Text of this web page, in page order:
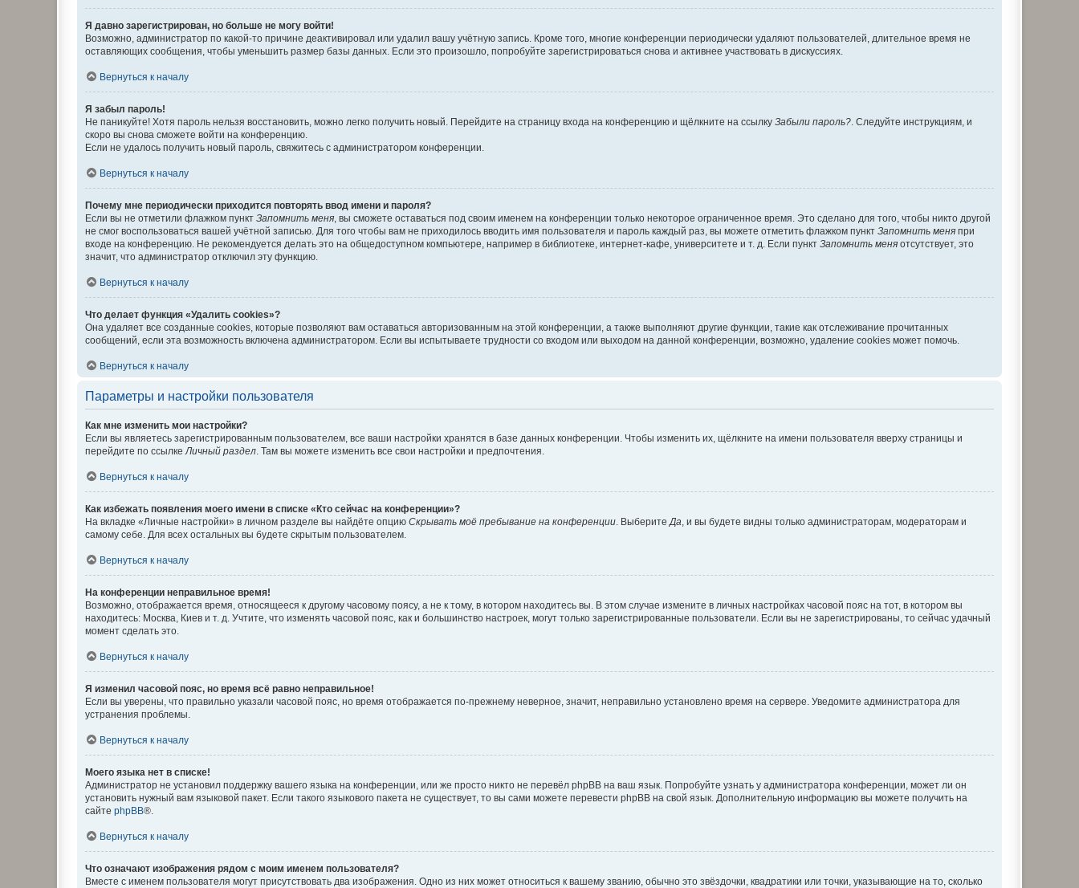
Я давно зарегистрирован, но больше не могу войти!
Возможно, администратор по какой-то причине деактивировал или удалил вашу учётную запись. Кроме того, многие конференции периодически удаляют пользователей, длительное время не
оставляющих сообщения, чтобы уменьшить размер базы данных. Если это произошло, попробуйте зарегистрироваться снова и активнее участвовать в дискуссиях.
Вернуться к началу
Я забыл пароль!
Не паникуйте! Хотя пароль нельзя восстановить, можно легко получить новый. Перейдите на страницу входа на конференцию и щёлкните на ссылку Забыли пароль?. Следуйте инструкциям, и
скоро вы снова сможете войти на конференцию.
Если не удалось получить новый пароль, свяжитесь с администратором конференции.
Вернуться к началу
Почему мне периодически приходится повторять ввод имени и пароля?
Если вы не отметили флажком пункт Запомнить меня, вы сможете оставаться под своим именем на конференции только некоторое ограниченное время. Это сделано для того, чтобы никто другой
не смог воспользоваться вашей учётной записью. Для того чтобы вам не приходилось вводить имя пользователя и пароль каждый раз, вы можете отметить флажком пункт Запомнить меня при
входе на конференцию. Не рекомендуется делать это на общедоступном компьютере, например в библиотеке, интернет-кафе, университете и т. д. Если пункт Запомнить меня отсутствует, это
значит, что администратор отключил эту функцию.
Вернуться к началу
Что делает функция «Удалить cookies»?
Она удаляет все созданные cookies, которые позволяют вам оставаться авторизованным на этой конференции, а также выполняют другие функции, такие как отслеживание прочитанных
сообщений, если эта возможность включена администратором. Если вы испытываете трудности со входом или выходом на данной конференции, возможно, удаление cookies может помочь.
Вернуться к началу
Параметры и настройки пользователя
Как мне изменить мои настройки?
Если вы являетесь зарегистрированным пользователем, все ваши настройки хранятся в базе данных конференции. Чтобы изменить их, щёлкните на имени пользователя вверху страницы и
перейдите по ссылкеЛичный раздел. Там вы можете изменить все свои настройки и предпочтения.
Вернуться к началу
Как избежать появления моего имени в списке «Кто сейчас на конференции»?
На вкладке «Личные настройки» в личном разделе вы найдёте опцию Скрывать моё пребывание на конференции. ВыберитеДа, и вы будете видны только администраторам, модераторам и
самому себе. Для всех остальных вы будете скрытым пользователем.
Вернуться к началу
На конференции неправильное время!
Возможно, отображается время, относящееся к другому часовому поясу, а не к тому, в котором находитесь вы. В этом случае измените в личных настройках часовой пояс на тот, в котором вы
находитесь: Москва, Киев и т. д. Учтите, что изменять часовой пояс, как и большинство настроек, могут только зарегистрированные пользователи. Если вы не зарегистрированы, то сейчас удачный
момент сделать это.
Вернуться к началу
Я изменил часовой пояс, но время всё равно неправильное!
Если вы уверены, что правильно указали часовой пояс, но время отображается по-прежнему неверное, значит, неправильно установлено время на сервере. Уведомите администратора для
устранения проблемы.
Вернуться к началу
Моего языка нет в списке!
Администратор не установил поддержку вашего языка на конференции, или же просто никто не перевёл phpBB на ваш язык. Попробуйте узнать у администратора конференции, может ли он
установить нужный вам языковой пакет. Если такого языкового пакета не существует, то вы сами можете перевести phpBB на свой язык. Дополнительную информацию вы можете получить на
сайте phpBB®.
Вернуться к началу
Что означают изображения рядом с моим именем пользователя?
Вместе с именем пользователя могут присутствовать два изображения. Одно из них может относиться к вашему званию, обычно это звёздочки, квадратики или точки, указывающие на то, сколько